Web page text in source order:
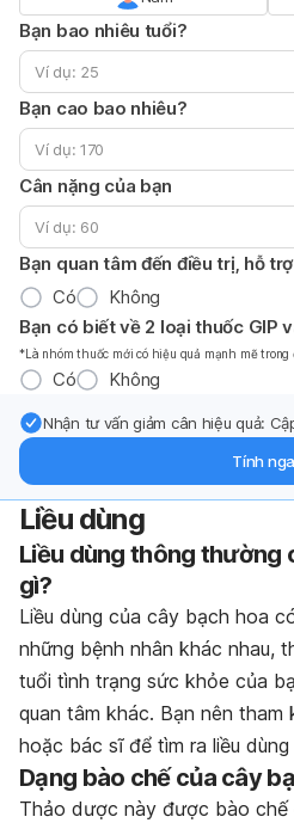
Bạn bao nhiêu tuổi?
Bạn cao bao nhiêu?
Cân nặng của bạn
Bạn quan tâm đến điều trị, hỗ
Có
Không
Bạn có biết về 2 loại thuốc GIP
*Là nhóm thuốc mới có hiệu quả mạnh mẽ
Có Không
Nhận tư vấn giảm cân hiệu quả:
Tính
Liều dùng
Liều dùng thông thường
gì?
Liều dùng của cây bạch hoa
những bệnh nhân khác nhau,
tuổi tình trạng sức khỏe của
quan tâm khác. Bạn nên
hoặc bác sĩ để tìm ra liều
Dạng bào chế của cây
Thảo dược này được bào chế